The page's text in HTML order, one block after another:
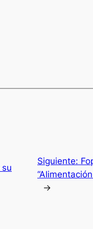
Siguiente:
→